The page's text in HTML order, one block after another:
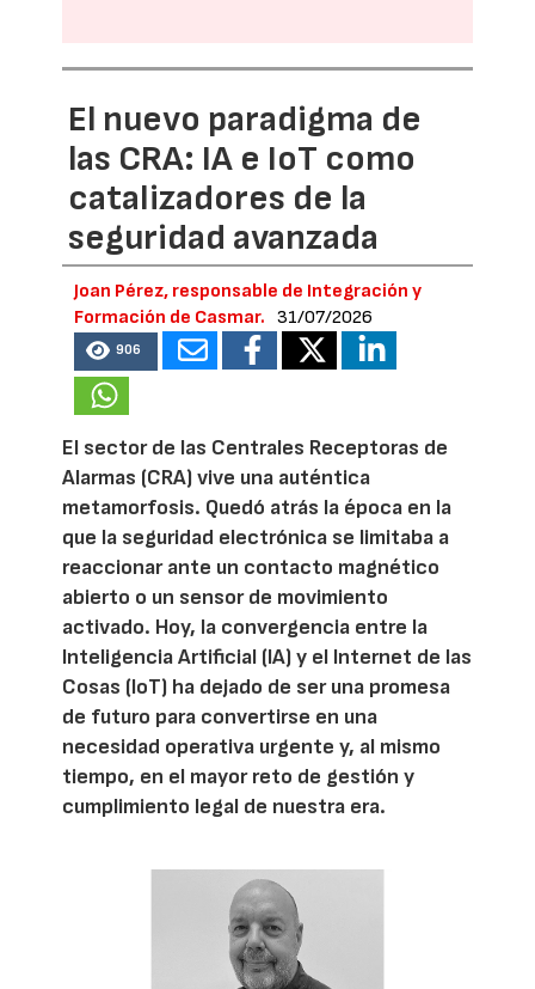
El nuevo paradigma de
las CRA: IA e IoT como
catalizadores de la
seguridad avanzada
Joan Pérez, responsable de Integración y
Formación de Casmar.
31/07/2026
906
El sector de las Centrales Receptoras de
Alarmas (CRA) vive una auténtica
metamorfosis. Quedó atrás la época en la
que la seguridad electrónica se limitaba a
reaccionar ante un contacto magnético
abierto o un sensor de movimiento
activado. Hoy, la convergencia entre la
Inteligencia Artificial (IA) y el Internet de las
Cosas (IoT) ha dejado de ser una promesa
de futuro para convertirse en una
necesidad operativa urgente y, al mismo
tiempo, en el mayor reto de gestión y
cumplimiento legal de nuestra era.